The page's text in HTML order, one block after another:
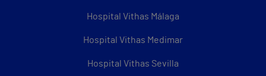
Hospital Vithas Málaga
Hospital Vithas Medimar
Hospital Vithas Sevilla